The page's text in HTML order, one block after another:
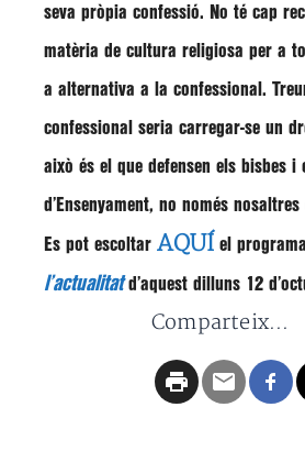
seva pròpia confessió. No té cap
matèria de cultura religiosa per a
a alternativa a la confessional.
confessional seria carregar-se un
això és el que defensen els bisbes i
d’Ensenyament, no només
Es pot escoltar AQUÍ el programa
l’actualitatd’aquest dilluns 12
Comparteix...